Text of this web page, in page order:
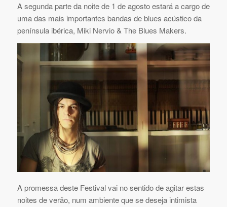
A segunda parte da noite de 1 de agosto estará a cargo de
uma das mais importantes bandas de blues acústico da
península ibérica, Miki Nervio & The Blues Makers.
A promessa deste Festival vai no sentido de agitar estas
noites de verão, num ambiente que se deseja intimista